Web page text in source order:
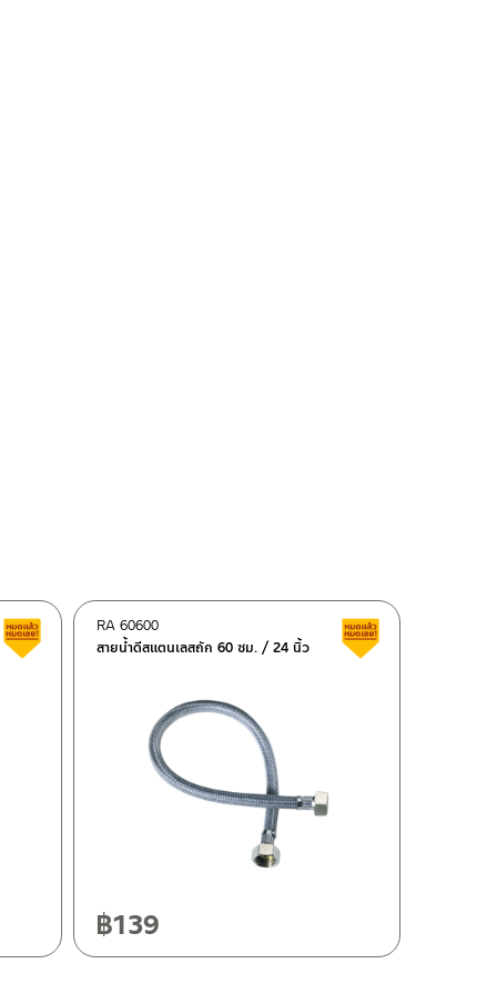
สินค้าลดราคา เคลียร์สต็อก
สายน้ำดีสแตนเลสถัก 60 ซม. / 24 นิ้ว
RA 60600
฿139